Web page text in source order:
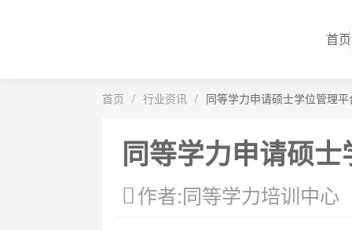
首页
首页 / 行业资讯 / 同等学力申请硕士学位管理平
同等学力申请硕
作者:同等学力培训中心